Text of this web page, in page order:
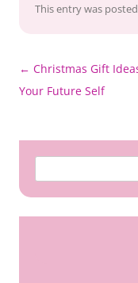
This entry was
Post
navigation
← Christmas Gift
Your Future Self
for: